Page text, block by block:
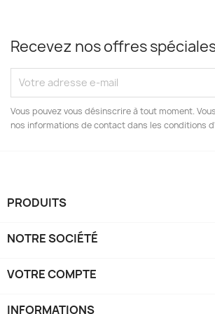
Recevez nos offres
Vous pouvez vous désinscrire à tout moment.
nos informations de contact dans les conditions
PRODUITS
NOTRE SOCIÉTÉ
VOTRE COMPTE
INFORMATIONS